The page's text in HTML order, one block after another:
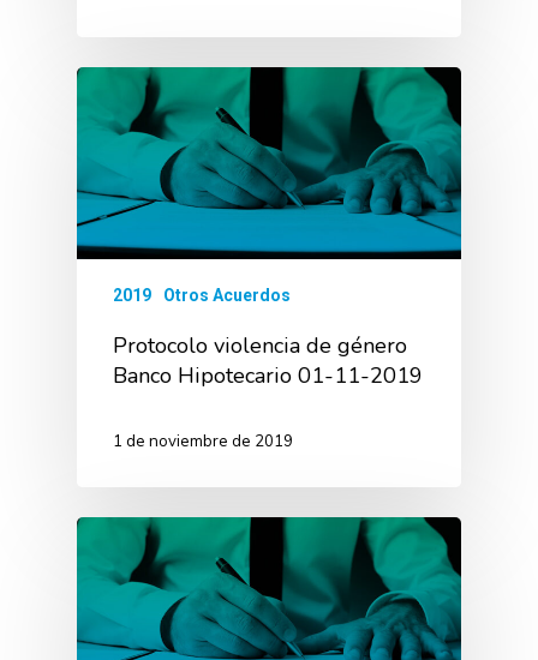
2019 Otros Acuerdos
Protocolo violencia de género
Banco Hipotecario 01-11-2019
1 de noviembre de 2019